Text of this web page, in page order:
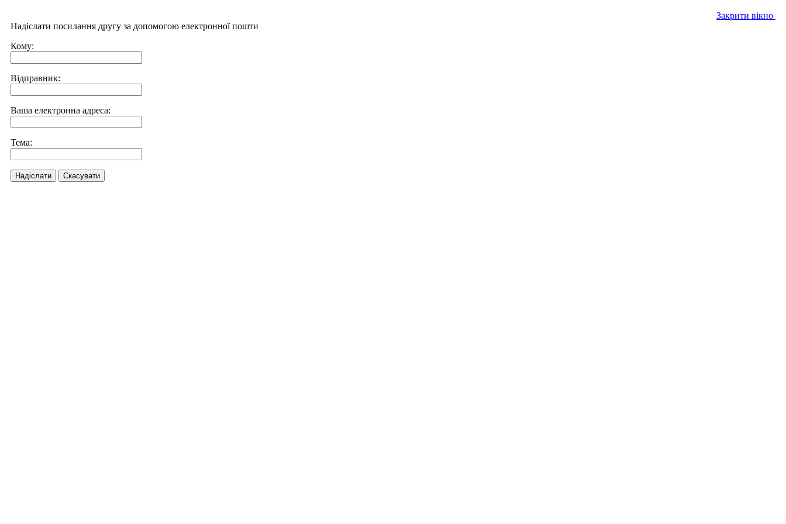
Закрити вікно
Надіслати посилання другу за допомогою електронної пошти
Кому:
Відправник:
Ваша електронна адреса:
Тема:
Надіслати Скасувати